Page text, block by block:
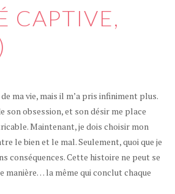
CAPTIVE,
ma vie, mais il m’a pris infiniment plus.
son obsession, et son désir me place
Maintenant, je dois choisir mon
le bien et le mal. Seulement, quoi que je
conséquences. Cette histoire ne peut se
manière… la même qui conclut chaque